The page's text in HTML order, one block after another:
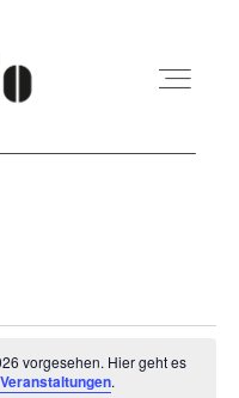
vorgesehen. Hier geht es
.